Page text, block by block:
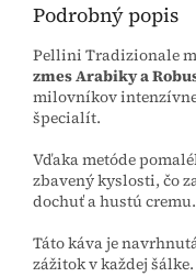
Podrobný popis
Pellini Tradizionale
zmes Arabiky a
milovníkov
špecialít.
Vďaka metóde
zbavený kyslosti, čo
dochuť a hustú cremu.
Táto káva je
zážitok v každej šálke.